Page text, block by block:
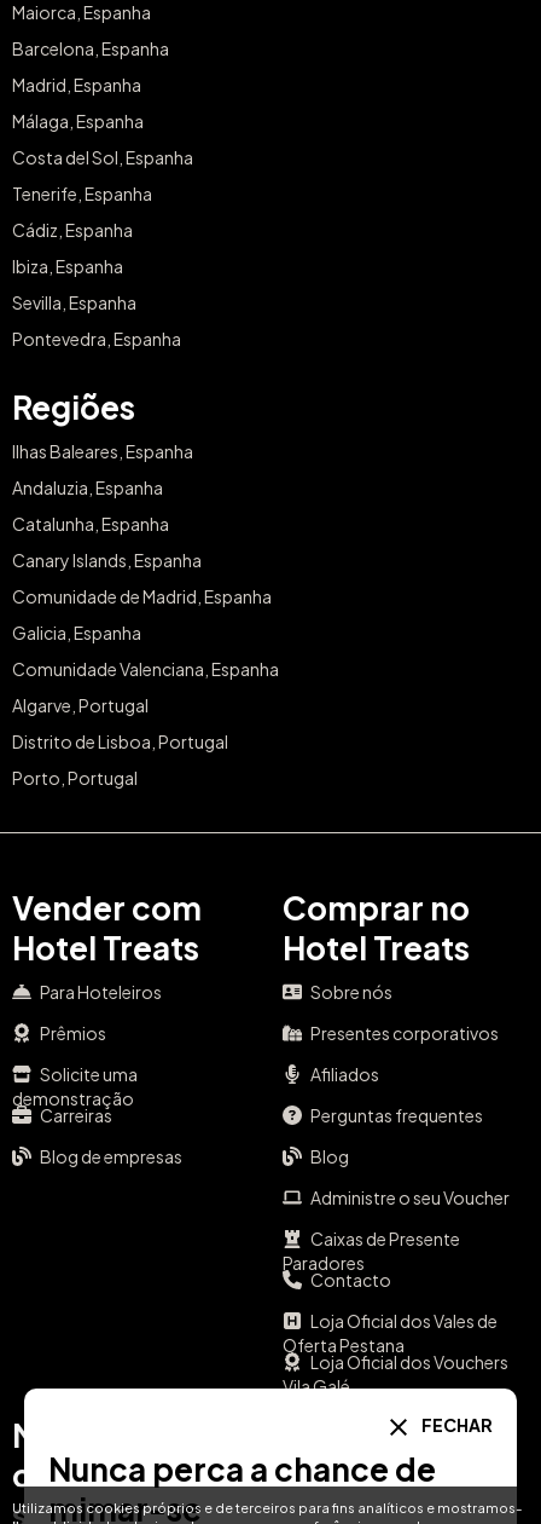
Utilizamos cookies próprios e de terceiros para fins analíticos e mostramos-
Maiorca, Espanha
Barcelona, Espanha
Madrid, Espanha
Málaga, Espanha
Costa del Sol, Espanha
Tenerife, Espanha
Cádiz, Espanha
Ibiza, Espanha
Sevilla, Espanha
Pontevedra, Espanha
Regiões
Ilhas Baleares, Espanha
Andaluzia, Espanha
Catalunha, Espanha
Canary Islands, Espanha
Comunidade de Madrid, Espanha
Galicia, Espanha
Comunidade Valenciana, Espanha
Algarve, Portugal
Distrito de Lisboa, Portugal
Porto, Portugal
Vender com
Hotel Treats
Para Hoteleiros
Prêmios
Solicite uma
demonstração
Carreiras
Blog de empresas
Comprar no
Hotel Treats
Sobre nós
Presentes corporativos
Afiliados
Perguntas frequentes
Blog
Administre o seu Voucher
Caixas de Presente
Paradores
Contacto
Loja Oficial dos Vales de
Oferta Pestana
Loja Oficial dos Vouchers
Vila Galé
Meios de
comunicação
social
A sua língua
EN ES IT PT
FECHAR
Nunca perca a chance de
mimar-se